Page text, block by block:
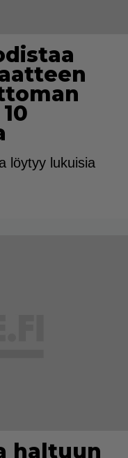
löytyy lukuisia
haltuun